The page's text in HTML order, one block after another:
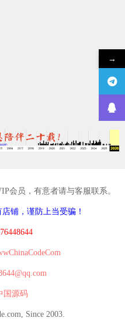
会员，有意者请与客服联系。
铺，谨防上当受骗！
国源码
Since 2003.
→